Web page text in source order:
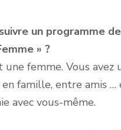
un programme
» ?
femme. Vous avez
famille, entre amis
avec vous-même.